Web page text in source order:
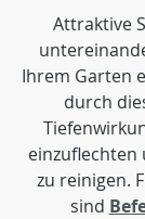
Attraktive
Ihrem Garten
durch
zu reinigen.
sind